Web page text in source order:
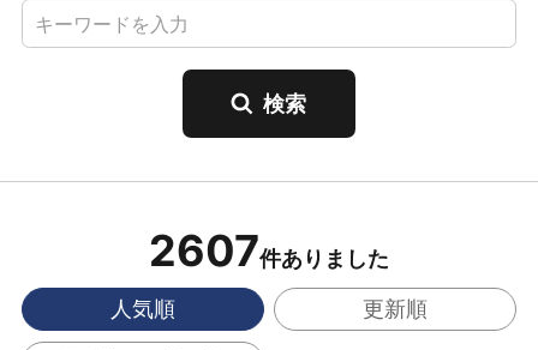
2607件ありました
人気順 更新順